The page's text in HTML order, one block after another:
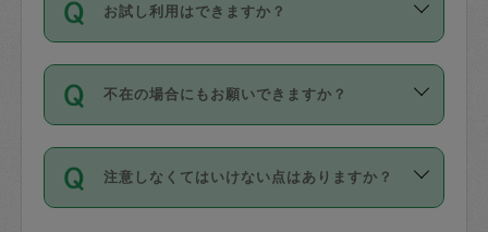
ールに記載していますので、各自の得意
を依頼してください。
※テストセンターの講評は１件目のレビュ
参考
【詳細】タスカジさんの登録に際
す。
写真を撮り、
詳細FAQ：
損害賠償保険について教えて
タスカジさんへ「募集」をかけることが
可能です。
す。
1. 直前キャンセル（定期、スポット契約
共通）
72時間を超える※と、以下のキャンセル
料が発生します。
お試し利用はできますか？
「お試し利用」というメニューはありま
せんが、「一回のみ」依頼を活用するこ
とによって、気に入ったタスカジさんを
まず、条件の合う気になるタスカジさ
不在の場合にもお願いできますか？
不在の場合の作業はタスカジさんの同意
が必要です。数回の依頼ののち、タスカ
ジさんと依頼者の間で十分な信頼関係が
注意しなくてはいけない点はありますか？